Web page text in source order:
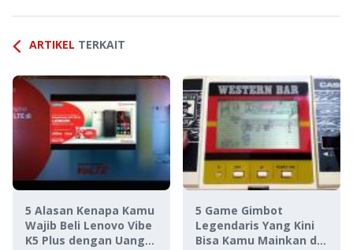
ARTIKEL TERKAIT
5 Alasan Kenapa Kamu
Wajib Beli Lenovo Vibe
K5 Plus dengan Uang
5 Game Gimbot
Legendaris Yang Kini
Bisa Kamu Mainkan di